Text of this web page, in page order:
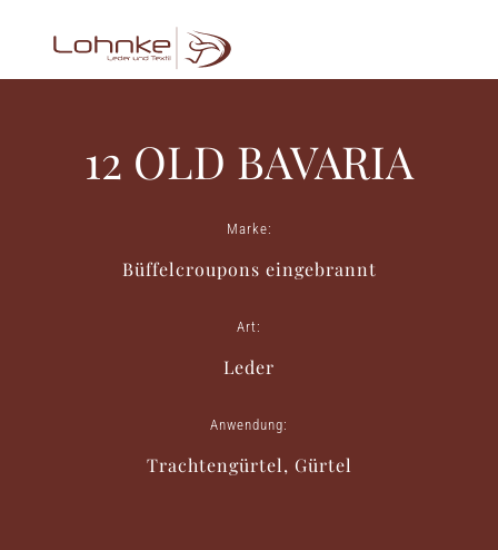
12 OLD BAVARIA
Marke:
Büffelcroupons eingebrannt
Art:
Leder
Anwendung:
Trachtengürtel, Gürtel